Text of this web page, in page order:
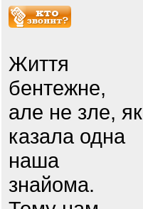
Життя
бентежне,
але не зле, як
казала одна
наша
знайома.